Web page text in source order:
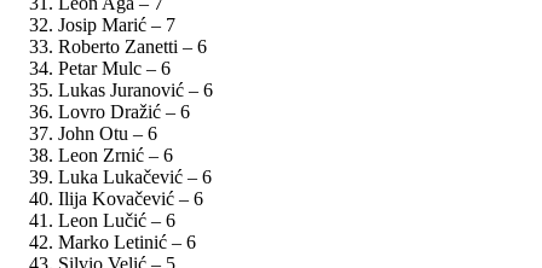
Josip Marić – 7
Roberto Zanetti – 6
Petar Mulc – 6
Lukas Juranović – 6
Lovro Dražić – 6
John Otu – 6
Leon Zrnić – 6
Luka Lukačević – 6
Ilija Kovačević – 6
Leon Lučić – 6
Marko Letinić – 6
Silvio Velić – 5